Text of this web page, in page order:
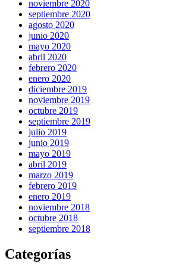
noviembre 2020
septiembre 2020
agosto 2020
junio 2020
mayo 2020
abril 2020
febrero 2020
enero 2020
diciembre 2019
noviembre 2019
octubre 2019
septiembre 2019
julio 2019
junio 2019
mayo 2019
abril 2019
marzo 2019
febrero 2019
enero 2019
noviembre 2018
octubre 2018
septiembre 2018
Categorías